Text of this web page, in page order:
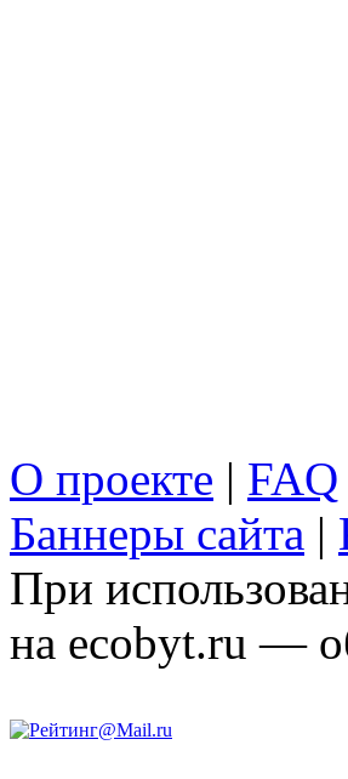
О проекте | FAQ
Баннеры сайта |
При
на ecobyt.ru —